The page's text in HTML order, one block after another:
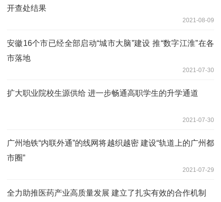
开查处结果
2021-08-09
安徽16个市已经全部启动“城市大脑”建设 推“数字江淮”在各
市落地
2021-07-30
扩大职业院校生源供给 进一步畅通高职学生的升学通道
2021-07-30
广州地铁“内联外通”的线网将越织越密 建设“轨道上的广州都
市圈”
2021-07-29
全力助推医药产业高质量发展 建立了扎实有效的合作机制